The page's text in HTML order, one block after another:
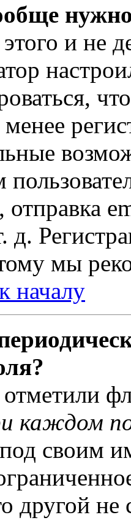
и не
д.
мы
началу
каждом
под своим
другой не